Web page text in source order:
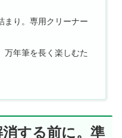
まり。専用クリーナー
万年筆を長く楽しむた
する前に。準